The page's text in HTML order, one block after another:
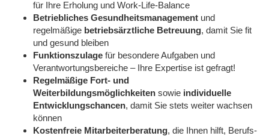
für Ihre Erholung und Work-Life-Balance
Betriebliches Gesundheitsmanagement und
regelmäßige betriebsärztliche Betreuung, damit Sie fit
und gesund bleiben
Funktionszulage für besondere Aufgaben und
Verantwortungsbereiche – Ihre Expertise ist gefragt!
Regelmäßige Fort- und
Weiterbildungsmöglichkeiten sowie individuelle
Entwicklungschancen, damit Sie stets weiter wachsen
können
Kostenfreie Mitarbeiterberatung, die Ihnen hilft, Berufs-